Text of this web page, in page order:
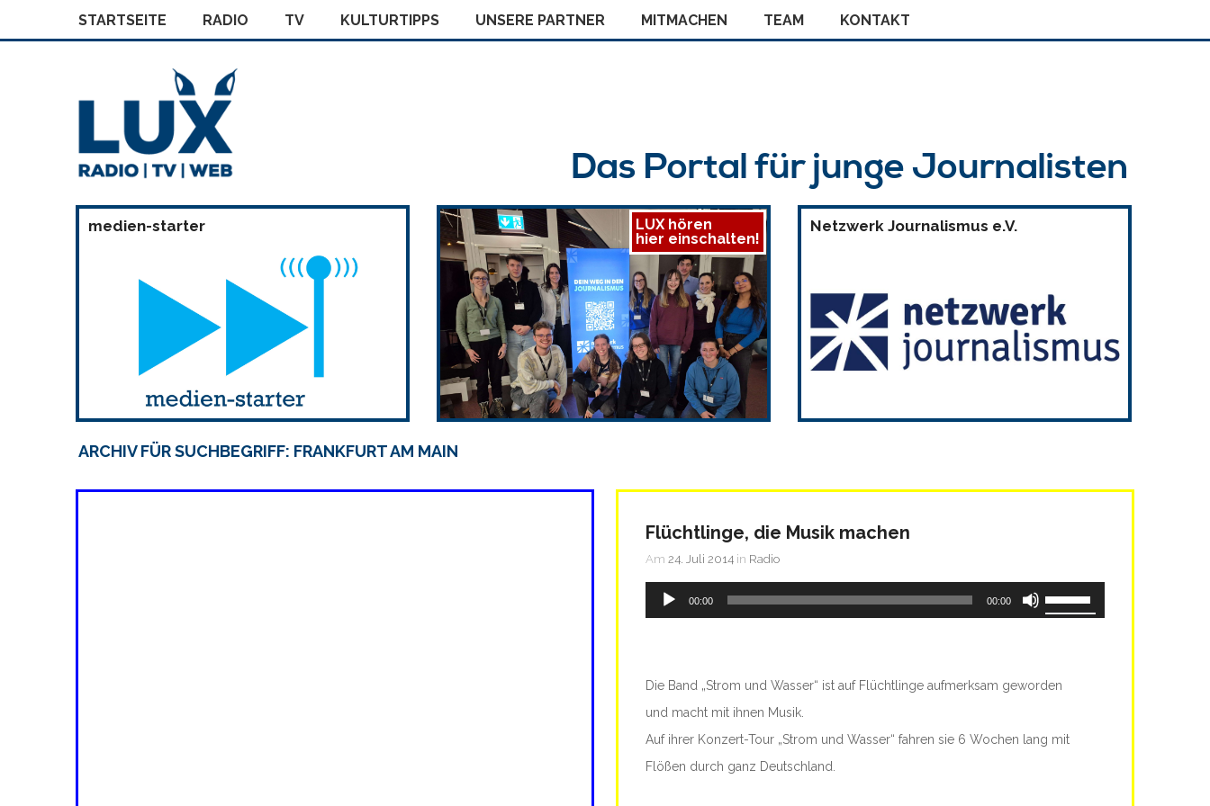
STARTSEITE RADIO TV KULTURTIPPS UNSERE PARTNER MITMACHEN TEAM KONTAKT
Das Portal für junge Journalisten
medien-starter
LUX hören
hier einschalten!
Netzwerk Journalismus e.V.
ARCHIV FÜR SUCHBEGRIFF: FRANKFURT AM MAIN
Flüchtlinge, die Musik machen
Am 24. Juli 2014 in Radio
Audio-
Player
00:00 00:00
Pfeiltasten
Hoch/Runter
Die Band „Strom und Wasser“ ist auf Flüchtlinge aufmerksam geworden
und macht mit ihnen Musik.
Auf ihrer Konzert-Tour „Strom und Wasser“ fahren sie 6 Wochen lang mit
Flößen durch ganz Deutschland.